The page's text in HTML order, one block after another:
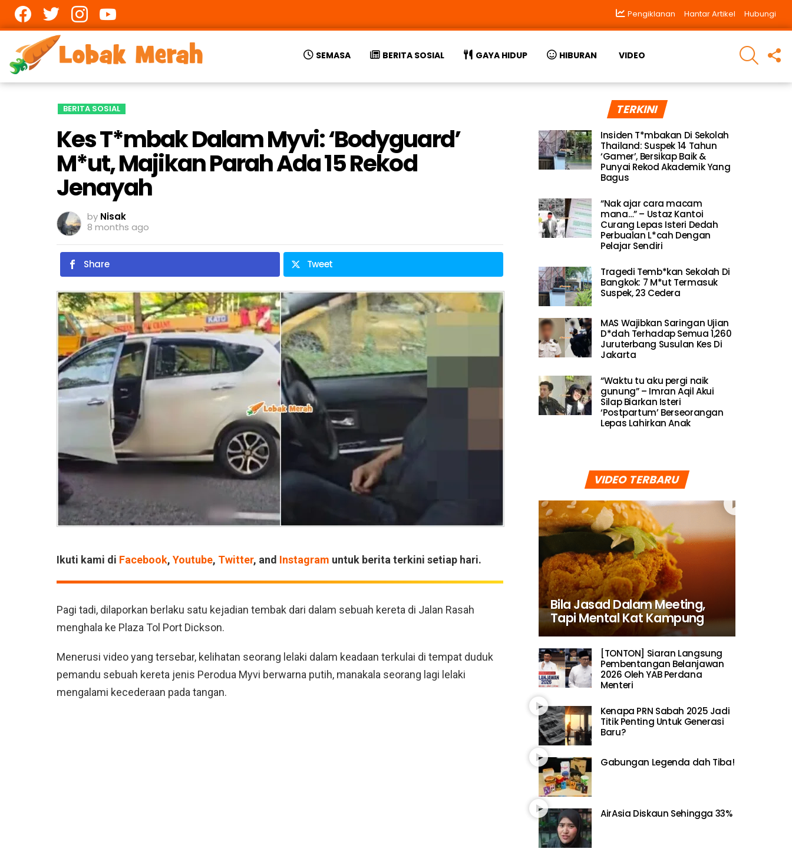
Pengiklanan Hantar Artikel Hubungi
SEMASA BERITA SOSIAL GAYA HIDUP HIBURAN VIDEO
SEARCH
BERITA SOSIAL
Kes T*mbak Dalam Myvi: ‘Bodyguard’
M*ut, Majikan Parah Ada 15 Rekod
Jenayah
by Nisak
8 months ago
Share Tweet
Ikuti kami di Facebook, Youtube, Twitter, and Instagram untuk berita terkini setiap hari.
Pagi tadi, dilaporkan berlaku satu kejadian tembak dari dalam sebuah kereta di Jalan Rasah
menghala ke Plaza Tol Port Dickson.
Menerusi video yang tersebar, kelihatan seorang lelaki dalam keadaan terkulai di tempat duduk
pemandu sebuah kereta jenis Perodua Myvi berwarna putih, manakala seorang lagi lelaki
mengalami kecederaan pada tangan.
TERKINI
Insiden T*mbakan Di Sekolah
Thailand: Suspek 14 Tahun
‘Gamer’, Bersikap Baik &
Punyai Rekod Akademik Yang
Bagus
“Nak ajar cara macam
mana…” – Ustaz Kantoi
Curang Lepas Isteri Dedah
Perbualan L*cah Dengan
Pelajar Sendiri
Tragedi Temb*kan Sekolah Di
Bangkok: 7 M*ut Termasuk
Suspek, 23 Cedera
MAS Wajibkan Saringan Ujian
D*dah Terhadap Semua 1,260
Juruterbang Susulan Kes Di
Jakarta
“Waktu tu aku pergi naik
gunung” – Imran Aqil Akui
Silap Biarkan Isteri
‘Postpartum’ Berseorangan
Lepas Lahirkan Anak
VIDEO TERBARU
Bila Jasad Dalam Meeting,
Tapi Mental Kat Kampung
[TONTON] Siaran Langsung
Pembentangan Belanjawan
2026 Oleh YAB Perdana
Menteri
Kenapa PRN Sabah 2025 Jadi
Titik Penting Untuk Generasi
Baru?
Gabungan Legenda dah Tiba!
AirAsia Diskaun Sehingga 33%